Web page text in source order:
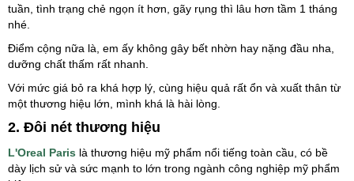
tuần, tình trạng chẻ ngọn ít hơn, gãy rụng thì lâu hơn tầm 1 tháng
nhé.
Điểm cộng nữa là, em ấy không gây bết nhờn hay nặng đầu nha,
dưỡng chất thấm rất nhanh.
Với mức giá bỏ ra khá hợp lý, cùng hiệu quả rất ổn và xuất thân từ
một thương hiệu lớn, mình khá là hài lòng.
2. Đôi nét thương hiệu
L'Oreal Paris là thương hiệu mỹ phẩm nổi tiếng toàn cầu, có bề
dày lịch sử và sức mạnh to lớn trong ngành công nghiệp mỹ phẩm